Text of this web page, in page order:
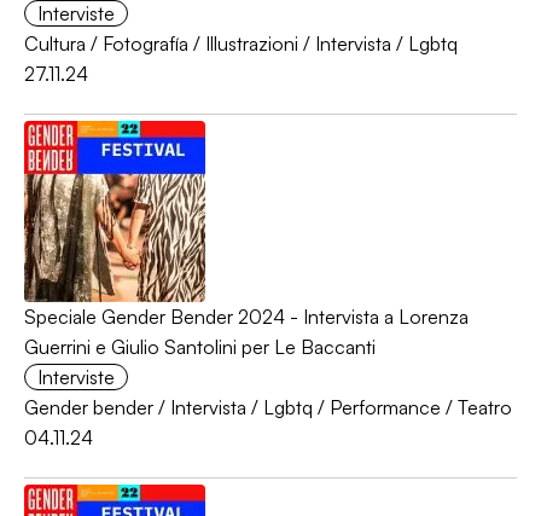
Interviste
Cultura / Fotografía / Illustrazioni / Intervista / Lgbtq
27.11.24
Speciale Gender Bender 2024 - Intervista a Lorenza
Guerrini e Giulio Santolini per Le Baccanti
Interviste
Gender bender / Intervista / Lgbtq / Performance / Teatro
04.11.24